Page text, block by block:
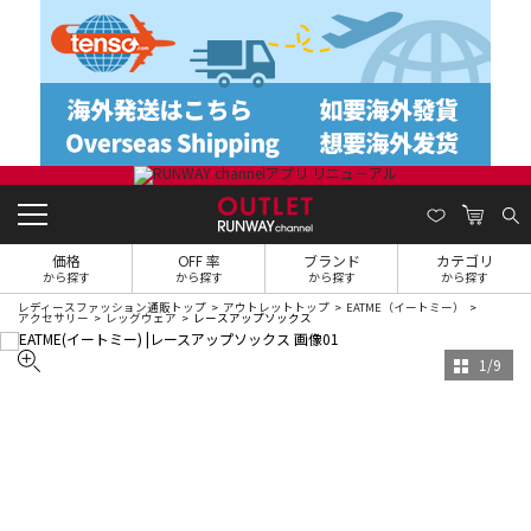
価格
から探す
OFF 率
から探す
ブランド
から探す
カテゴリ
から探す
レディースファッション通販トップ アウトレットトップ EATME（イートミー）
アクセサリー レッグウェア レースアップソックス
1 /9